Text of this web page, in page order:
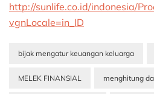
http://sunlife.co.id/indonesia/
vgnLocale=in_ID
bijak mengatur keuangan keluarga
MELEK FINANSIAL menghitung